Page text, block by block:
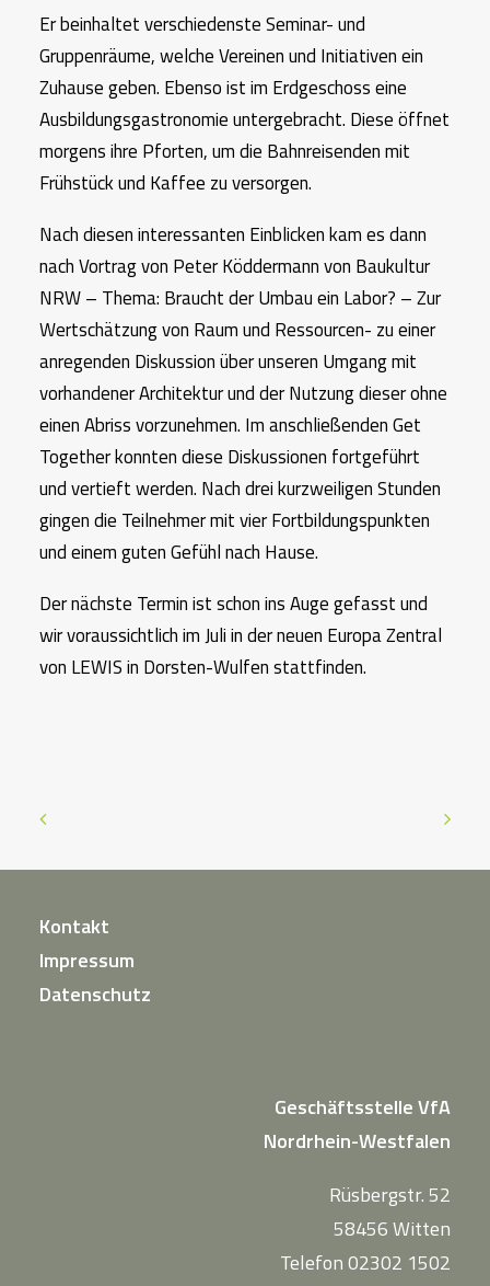
Er beinhaltet verschiedenste Seminar- und
Gruppenräume, welche Vereinen und Initiativen ein
Zuhause geben. Ebenso ist im Erdgeschoss eine
Ausbildungsgastronomie untergebracht. Diese öffnet
morgens ihre Pforten, um die Bahnreisenden mit
Frühstück und Kaffee zu versorgen.
Nach diesen interessanten Einblicken kam es dann
nach Vortrag von Peter Köddermann von Baukultur
NRW – Thema: Braucht der Umbau ein Labor? – Zur
Wertschätzung von Raum und Ressourcen- zu einer
anregenden Diskussion über unseren Umgang mit
vorhandener Architektur und der Nutzung dieser ohne
einen Abriss vorzunehmen. Im anschließenden Get
Together konnten diese Diskussionen fortgeführt
und vertieft werden. Nach drei kurzweiligen Stunden
gingen die Teilnehmer mit vier Fortbildungspunkten
und einem guten Gefühl nach Hause.
Der nächste Termin ist schon ins Auge gefasst und
wir voraussichtlich im Juli in der neuen Europa Zentral
von LEWIS in Dorsten-Wulfen stattfinden.
Kontakt
Impressum
Datenschutz
Geschäftsstelle VfA
Nordrhein-Westfalen
Rüsbergstr. 52
58456 Witten
Telefon 02302 1502